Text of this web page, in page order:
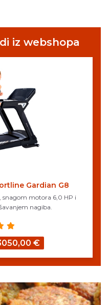
iz webshopa
Gardian G8
snagom motora 6,0 HP i
nagiba.
€